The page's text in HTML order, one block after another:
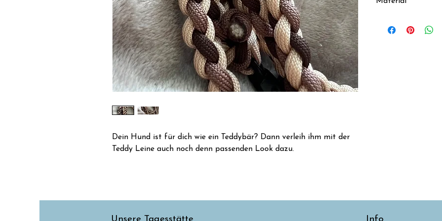
Dein Hund ist für dich wie ein Teddybär? Dann verleih ihm mit der
Teddy Leine auch noch denn passenden Look dazu.
Meter, 3-Fach